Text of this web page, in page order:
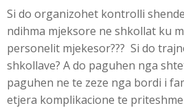
Si do organizohet kontrolli
ndihma mjeksore ne shkollat ku
personelit mjekesor??? Si do
shkollave? A do paguhen nga
paguhen ne te zeze nga bordi i
etjera komplikacione te